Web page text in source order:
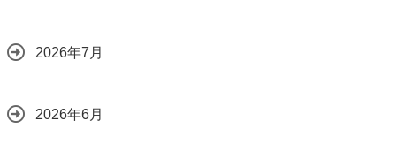
2026年7月
2026年6月